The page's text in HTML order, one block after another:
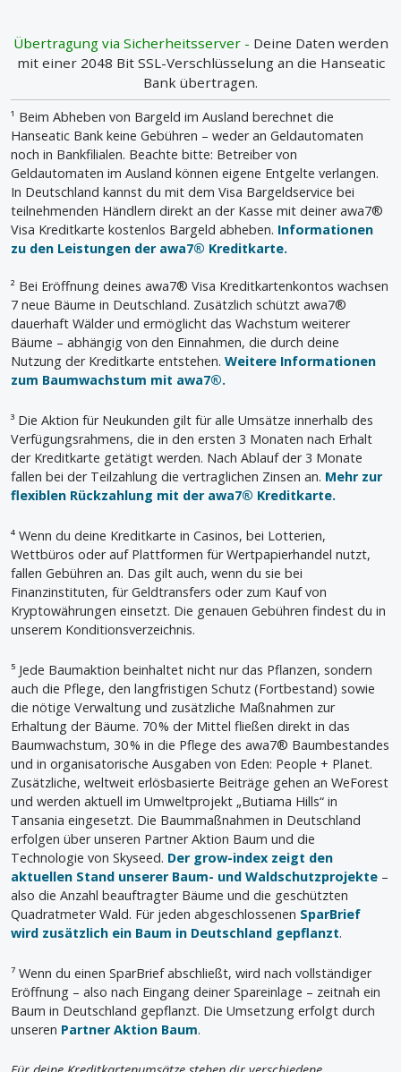
Übertragung via Sicherheitsserver - Deine Daten werden
mit einer 2048 Bit SSL-Verschlüsselung an die Hanseatic
Bank übertragen.
¹ Beim Abheben von Bargeld im Ausland berechnet die
Hanseatic Bank keine Gebühren – weder an Geldautomaten
noch in Bankfilialen. Beachte bitte: Betreiber von
Geldautomaten im Ausland können eigene Entgelte verlangen.
In Deutschland kannst du mit dem Visa Bargeldservice bei
teilnehmenden Händlern direkt an der Kasse mit deiner awa7®
Visa Kreditkarte kostenlos Bargeld abheben. Informationen
zu den Leistungen der awa7® Kreditkarte.
² Bei Eröffnung deines awa7® Visa Kreditkartenkontos wachsen
7 neue Bäume in Deutschland. Zusätzlich schützt awa7®
dauerhaft Wälder und ermöglicht das Wachstum weiterer
Bäume – abhängig von den Einnahmen, die durch deine
Nutzung der Kreditkarte entstehen. Weitere Informationen
zum Baumwachstum mit awa7®.
³ Die Aktion für Neukunden gilt für alle Umsätze innerhalb des
Verfügungsrahmens, die in den ersten 3 Monaten nach Erhalt
der Kreditkarte getätigt werden. Nach Ablauf der 3 Monate
fallen bei der Teilzahlung die vertraglichen Zinsen an. Mehr zur
flexiblen Rückzahlung mit der awa7® Kreditkarte.
⁴ Wenn du deine Kreditkarte in Casinos, bei Lotterien,
Wettbüros oder auf Plattformen für Wertpapierhandel nutzt,
fallen Gebühren an. Das gilt auch, wenn du sie bei
Finanzinstituten, für Geldtransfers oder zum Kauf von
Kryptowährungen einsetzt. Die genauen Gebühren findest du in
unserem Konditionsverzeichnis.
⁵ Jede Baumaktion beinhaltet nicht nur das Pflanzen, sondern
auch die Pflege, den langfristigen Schutz (Fortbestand) sowie
die nötige Verwaltung und zusätzliche Maßnahmen zur
Erhaltung der Bäume. 70 % der Mittel fließen direkt in das
Baumwachstum, 30 % in die Pflege des awa7® Baumbestandes
und in organisatorische Ausgaben von Eden: People + Planet.
Zusätzliche, weltweit erlösbasierte Beiträge gehen an WeForest
und werden aktuell im Umweltprojekt „Butiama Hills“ in
Tansania eingesetzt. Die Baummaßnahmen in Deutschland
erfolgen über unseren Partner Aktion Baum und die
Technologie von Skyseed. Der grow-index zeigt den
aktuellen Stand unserer Baum- und Waldschutzprojekte –
also die Anzahl beauftragter Bäume und die geschützten
Quadratmeter Wald. Für jeden abgeschlossenen SparBrief
wird zusätzlich ein Baum in Deutschland gepflanzt.
⁷ Wenn du einen SparBrief abschließt, wird nach vollständiger
Eröffnung – also nach Eingang deiner Spareinlage – zeitnah ein
Baum in Deutschland gepflanzt. Die Umsetzung erfolgt durch
unseren Partner Aktion Baum.